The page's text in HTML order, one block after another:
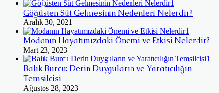
Göğüsten Süt Gelmesinin Nedenleri Nelerdir?
Aralık 30, 2021
Modanın Hayatımızdaki Önemi ve Etkisi Nelerdir?
Mart 23, 2023
Balık Burcu: Derin Duyguların ve Yaratıcılığın
Temsilcisi
Ağustos 28, 2023